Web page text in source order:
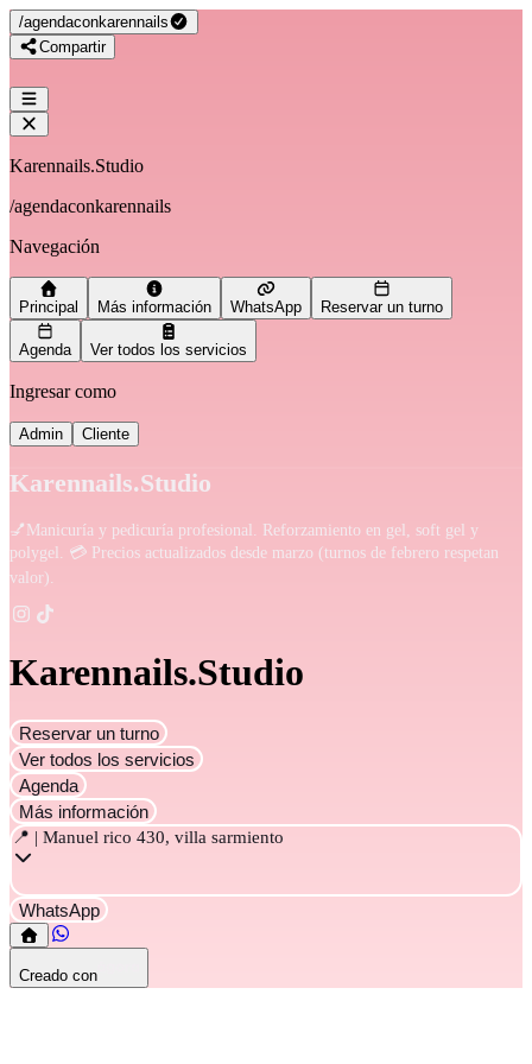
/agendaconkarennails
Compartir
Karennails.Studio
/agendaconkarennails
Navegación
Principal Más información WhatsApp Reservar un turno
Agenda Ver todos los servicios
Ingresar como
Admin Cliente
Karennails.Studio
💅Manicuría y pedicuría profesional. Reforzamiento en gel, soft gel y
polygel. 💳 Precios actualizados desde marzo (turnos de febrero respetan
valor).
Karennails.Studio
Reservar un turno
Ver todos los servicios
Agenda
Más información
📍 | Manuel rico 430, villa sarmiento
WhatsApp
Creado con